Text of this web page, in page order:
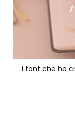
I font che ho